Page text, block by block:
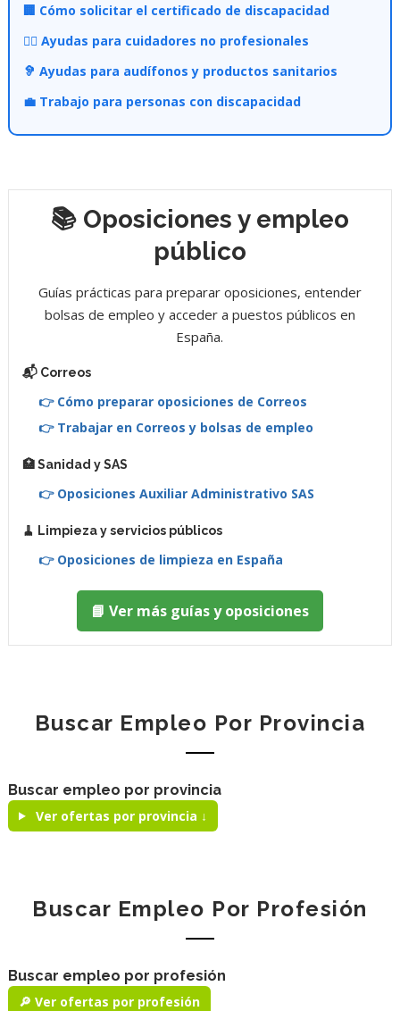
🏢 Cómo solicitar el certificado de discapacidad
👩‍⚕️ Ayudas para cuidadores no profesionales
🦻 Ayudas para audífonos y productos sanitarios
💼 Trabajo para personas con discapacidad
📚 Oposiciones y empleo
público
Guías prácticas para preparar oposiciones, entender
bolsas de empleo y acceder a puestos públicos en
España.
📬 Correos
👉 Cómo preparar oposiciones de Correos
👉 Trabajar en Correos y bolsas de empleo
🏥 Sanidad y SAS
👉 Oposiciones Auxiliar Administrativo SAS
🧹 Limpieza y servicios públicos
👉 Oposiciones de limpieza en España
📘 Ver más guías y oposiciones
Buscar Empleo Por Provincia
Buscar empleo por provincia
Ver ofertas por provincia ↓
Buscar Empleo Por Profesión
Buscar empleo por profesión
🔎 Ver ofertas por profesión